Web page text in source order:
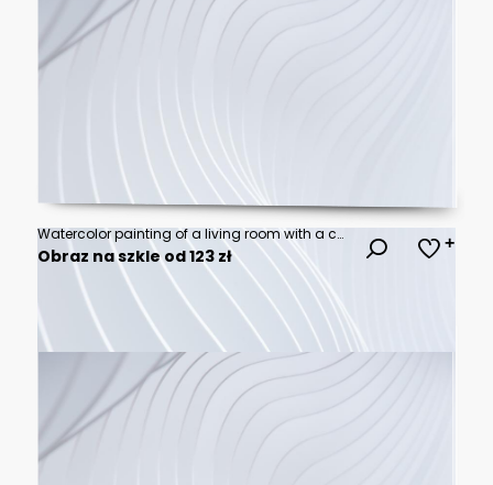
Watercolor painting of a living room with a couch, a desk, and plants.
Obraz na szkle od 123 zł